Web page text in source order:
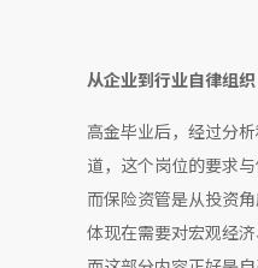
从企业到行业自律组
高金毕业后，经过分
道，这个岗位的要求
而保险资管是从投资
体现在需要对宏观经